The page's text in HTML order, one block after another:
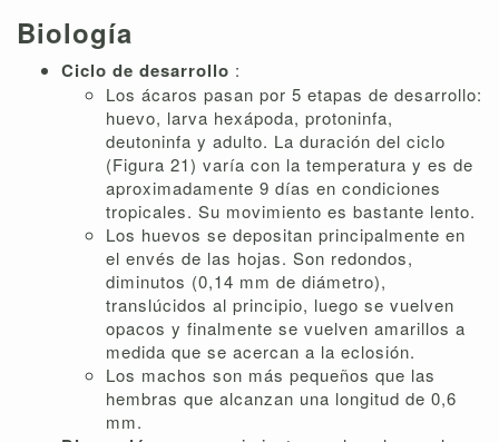
Biología
Ciclo de desarrollo :
Los ácaros pasan por 5 etapas de desarrollo:
huevo, larva hexápoda, protoninfa,
deutoninfa y adulto. La duración del ciclo
(Figura 21) varía con la temperatura y es de
aproximadamente 9 días en condiciones
tropicales. Su movimiento es bastante lento.
Los huevos se depositan principalmente en
el envés de las hojas. Son redondos,
diminutos (0,14 mm de diámetro),
translúcidos al principio, luego se vuelven
opacos y finalmente se vuelven amarillos a
medida que se acercan a la eclosión.
Los machos son más pequeños que las
hembras que alcanzan una longitud de 0,6
mm.